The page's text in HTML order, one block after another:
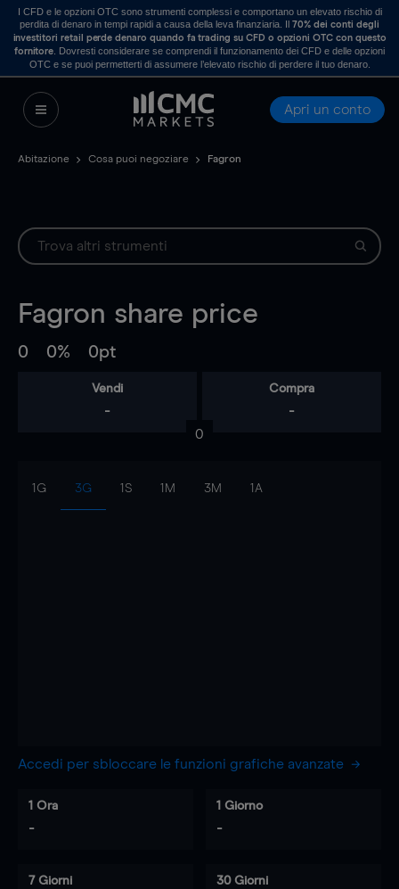
I CFD e le opzioni OTC sono strumenti complessi e comportano un elevato rischio di
perdita di denaro in tempi rapidi a causa della leva finanziaria. Il70% dei conti degli
investitori retail perde denaro quando fa trading su CFD o opzioni OTC con questo
fornitore . Dovresti considerare se comprendi il funzionamento dei CFD e delle opzioni
OTC e se puoi permetterti di assumere l’elevato rischio di perdere il tuo denaro.
Apri un conto
Abitazione Cosa puoi negoziare Fagron
Fagron share price
0 0% 0pt
Vendi
-
Compra
-
0
1G 3G 1S 1M 3M 1A
Accedi per sbloccare le funzioni grafiche avanzate
1 Ora
-
1 Giorno
-
7 Giorni 30 Giorni